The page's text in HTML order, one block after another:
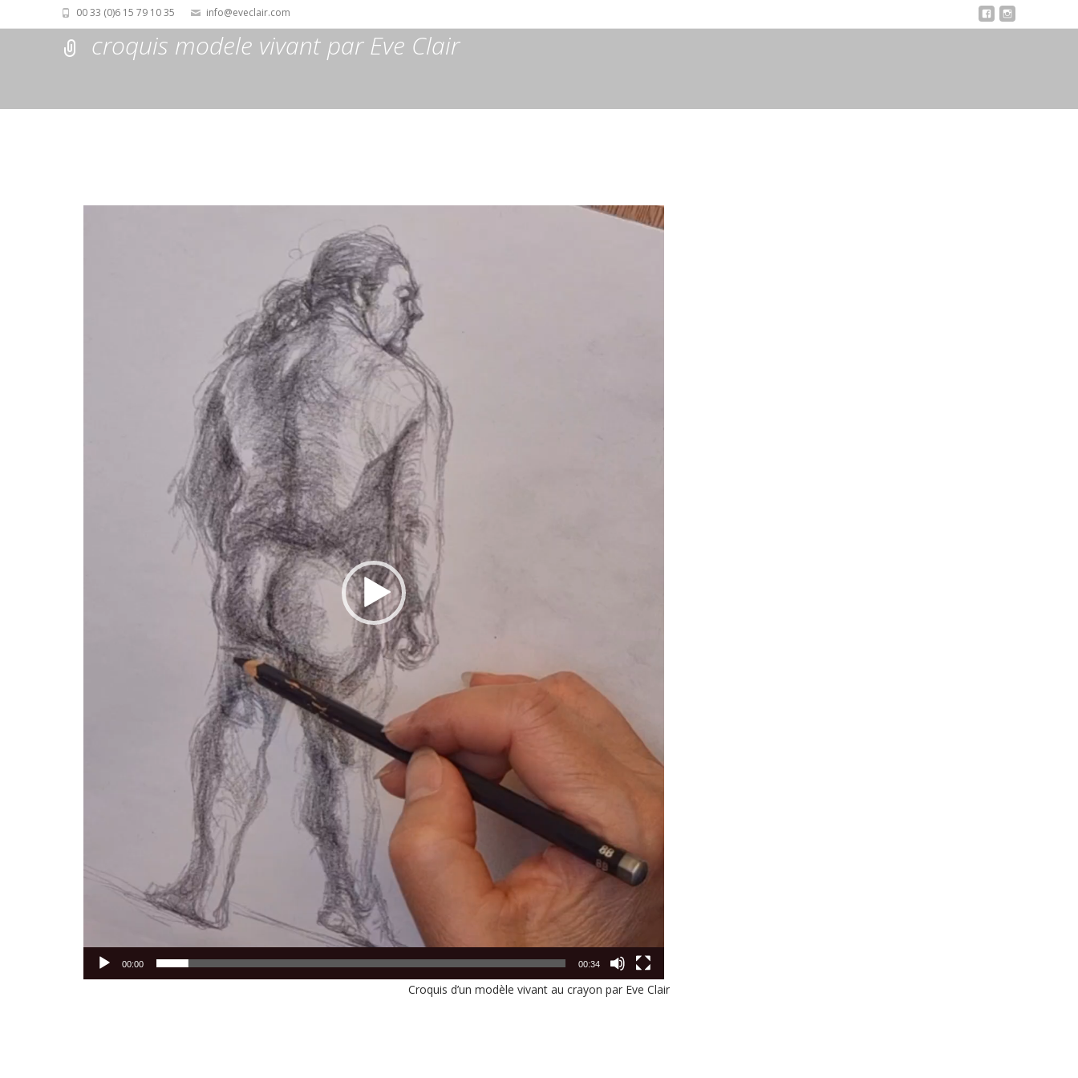
00 33 (0)6 15 79 10 35 info@eveclair.com
croquis modele vivant par Eve Clair
00:00 00:34
Croquis d’un modèle vivant au crayon par Eve Clair